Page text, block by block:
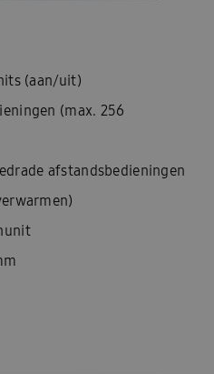
(aan/uit)
(max. 256
afstandsbedieningen